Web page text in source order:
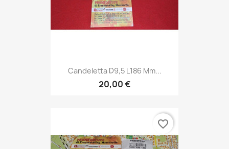
Candeletta D9,5 L186 Mm...
20,00 €
favorite_border